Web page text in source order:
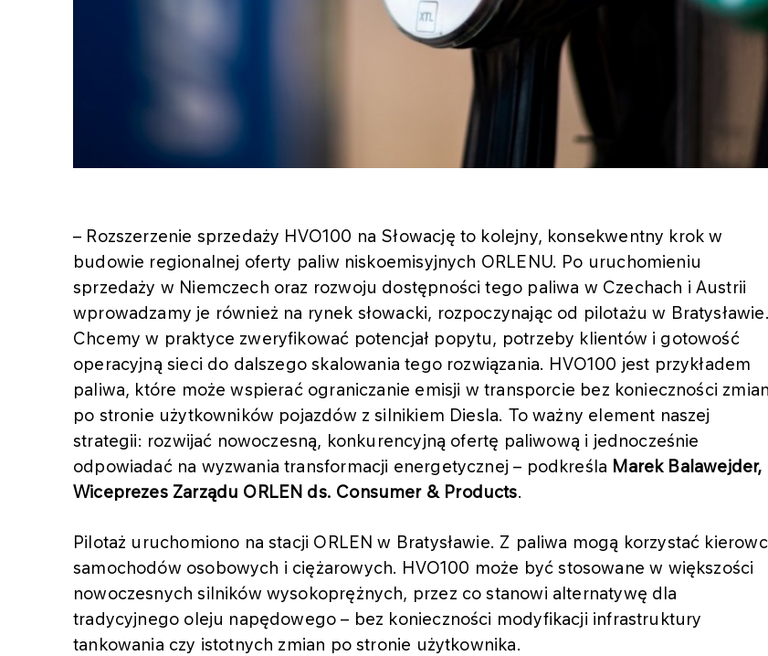
– Rozszerzenie sprzedaży HVO100 na Słowację to kolejny, konsekwentny krok w
budowie regionalnej oferty paliw niskoemisyjnych ORLENU. Po uruchomieniu
sprzedaży w Niemczech oraz rozwoju dostępności tego paliwa w Czechach i Austrii
wprowadzamy je również na rynek słowacki, rozpoczynając od pilotażu w Bratysławie.
Chcemy w praktyce zweryfikować potencjał popytu, potrzeby klientów i gotowość
operacyjną sieci do dalszego skalowania tego rozwiązania. HVO100 jest przykładem
paliwa, które może wspierać ograniczanie emisji w transporcie bez konieczności zmian
po stronie użytkowników pojazdów z silnikiem Diesla. To ważny element naszej
strategii: rozwijać nowoczesną, konkurencyjną ofertę paliwową i jednocześnie
odpowiadać na wyzwania transformacji energetycznej – podkreśla Marek Balawejder,
Wiceprezes Zarządu ORLEN ds. Consumer & Products.
Pilotaż uruchomiono na stacji ORLEN w Bratysławie. Z paliwa mogą korzystać
samochodów osobowych i ciężarowych. HVO100 może być stosowane w większości
nowoczesnych silników wysokoprężnych, przez co stanowi alternatywę dla
tradycyjnego oleju napędowego – bez konieczności modyfikacji infrastruktury
tankowania czy istotnych zmian po stronie użytkownika.